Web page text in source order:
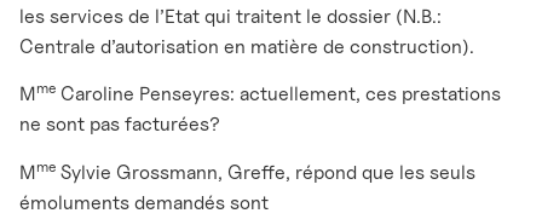
les services de l’Etat qui traitent le dossier (N.B.:
Centrale d’autorisation en matière de construction).
Mme Caroline Penseyres: actuellement, ces prestations
ne sont pas facturées?
Mme Sylvie Grossmann, Greffe, répond que les seuls
émoluments demandés sont